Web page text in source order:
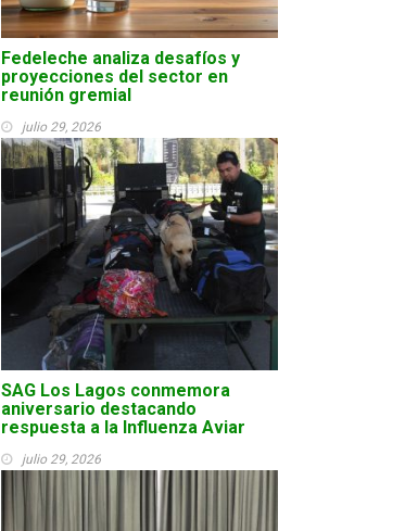
Fedeleche analiza desafíos y
proyecciones del sector en
reunión gremial
julio 29, 2026
SAG Los Lagos conmemora
aniversario destacando
respuesta a la Influenza Aviar
julio 29, 2026